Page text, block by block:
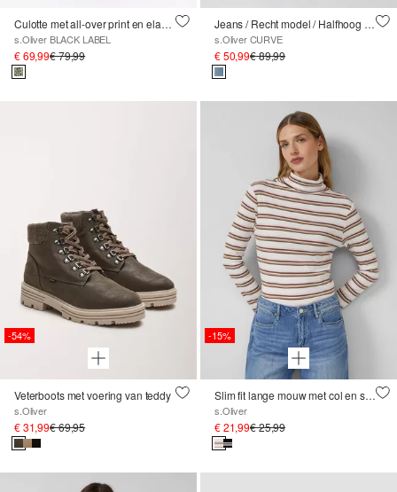
Culotte met all-over print en elastische tailleband
s.Oliver BLACK LABEL
€ 69,99€ 79,99
Jeans / Recht model / Halfhoog / Rechte pijp
s.Oliver CURVE
€ 50,99€ 89,99
-54%
Veterboots met voering van teddy
s.Oliver
€ 31,99€ 69,95
-15%
Slim fit lange mouw met col en streeppatroon
s.Oliver
€ 21,99€ 25,99